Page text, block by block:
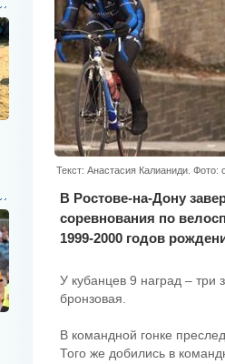
Текст: Анастасия Калианиди. Фото:
В Ростове-на-Дону
соревнования по
1999-2000 годов
У кубанцев 9 наград – три
бронзовая.
В командной гонке
Того же добились в